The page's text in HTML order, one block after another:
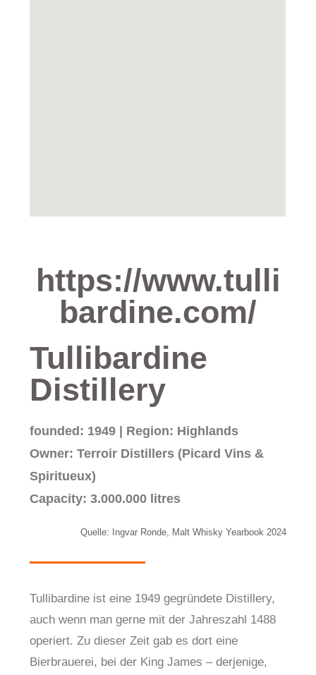
https://www.tulli
bardine.com/
Tullibardine
Distillery
founded: 1949 | Region: Highlands
Owner: Terroir Distillers (Picard Vins &
Spiritueux)
Capacity: 3.000.000 litres
Quelle: Ingvar Ronde, Malt Whisky Yearbook 2024
Tullibardine ist eine 1949 gegründete Distillery,
auch wenn man gerne mit der Jahreszahl 1488
operiert. Zu dieser Zeit gab es dort eine
Bierbrauerei, bei der King James – derjenige,